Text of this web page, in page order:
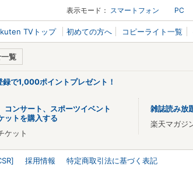
表示モード： スマートフォン PC
TVトップ 初めての方へ コピーライト一覧
覧
で1,000ポイントプレゼント！
コンサート、スポーツイベント
ットを購入する
ケット
雑誌読み放
楽天マガジ
採用情報
特定商取引法に基づく表記